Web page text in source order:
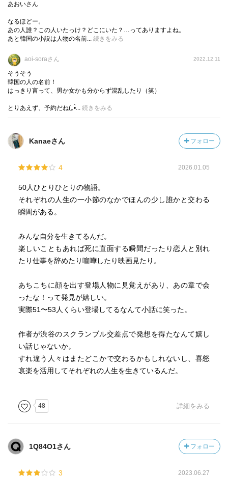
あおいさん
なるほどー。
あの人誰？この人いたっけ？どこにいた？…ってありますよね。
あと韓国の小説は人物の名前... 続きをみる
aoi-soraさん 2022.12.11
そうそう
韓国の人の名前！
はっきり言って、男か女かも分からず混乱したり（笑）
とりあえず、予約だね(⁠｡⁠•̀... 続きをみる
Kanaeさん フォロー
4 2026.01.05
50人ひとりひとりの物語。
それぞれの人生の一小節のなかでほんの少し誰かと交わる
瞬間がある。
みんな自分を生きてるんだ。
楽しいこともあれば死に直面する瞬間だったり恋人と別れ
たり仕事を辞めたり喧嘩したり映画見たり。
あちこちに顔を出す登場人物に見覚えがあり、あの章で会
ったな！って発見が嬉しい。
実際51〜53人くらい登場してるなんて小話に笑った。
作者が渋谷のスクランブル交差点で発想を得たなんて嬉し
い話じゃないか。
すれ違う人々はまたどこかで交わるかもしれないし、喜怒
哀楽を活用してそれぞれの人生を生きているんだ。
48 詳細をみる
1Q84O1さん フォロー
3 2023.06.27